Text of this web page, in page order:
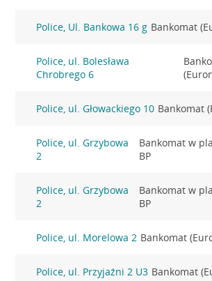
Police, Ul. Bankowa 16 g Bankomat
Police, ul. Bolesława
Chrobrego 6
Police, ul. Głowackiego 10 Bankomat
Police, ul. Grzybowa
2
Bankomat w
BP
Police, ul. Grzybowa
2
Bankomat w
BP
Police, ul. Morelowa 2 Bankomat
Police, ul. Przyjaźni 2 U3 Bankomat